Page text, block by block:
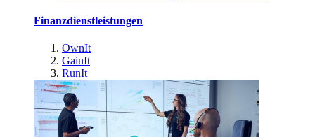
Finanzdienstleistungen
OwnIt
GainIt
RunIt